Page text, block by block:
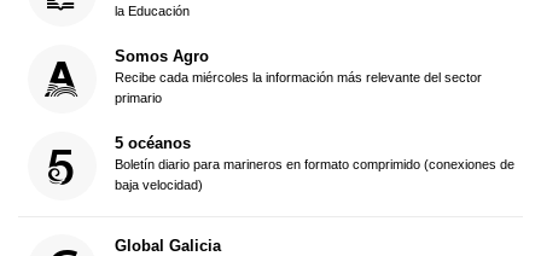
la Educación
Somos Agro
Recibe cada miércoles la información más relevante del sector
primario
5 océanos
Boletín diario para marineros en formato comprimido (conexiones de
baja velocidad)
Global Galicia